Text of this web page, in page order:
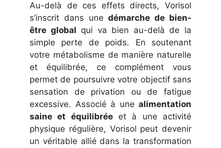
Au-delà de ces effets directs, Vorisol
s’inscrit dans unedémarche de bien-
être global qui va bien au-delà de la
simple perte de poids. En soutenant
votre métabolisme de manière naturelle
et équilibrée, ce complément vous
permet de poursuivre votre objectif sans
sensation de privation ou de fatigue
excessive. Associé à une alimentation
saine et équilibréeet à une activité
physique régulière, Vorisol peut devenir
un véritable allié dans la transformation